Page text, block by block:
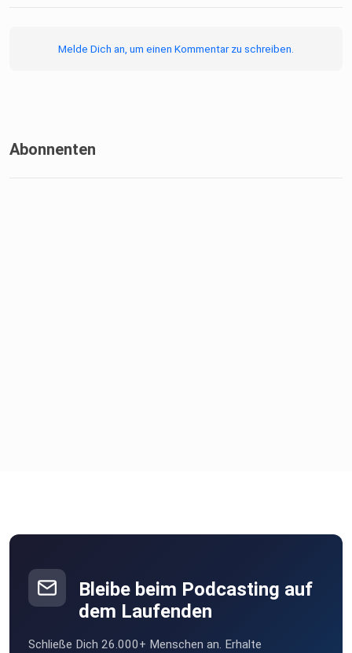
Melde Dich an, um einen Kommentar zu schreiben.
Abonnenten
Bleibe beim Podcasting auf
dem Laufenden
Schließe Dich 26.000+ Menschen an. Erhalte